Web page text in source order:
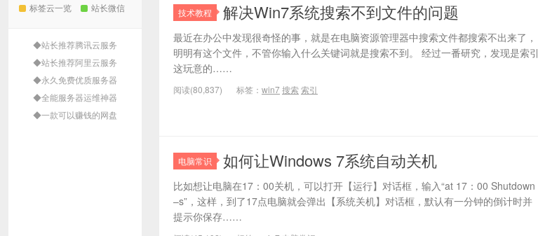
标签云一览
站长微信
◆站长推荐腾讯云服务
◆站长推荐阿里云服务
◆永久免费优质服务器
◆全能服务器运维神器
◆一款可以赚钱的网盘
技术教程 解决Win7系统搜索不到文件的问题
最近在办公中发现很奇怪的事，就是在电脑资源管理器中搜索文件都搜索不出来了，
明明有这个文件，不管你输入什么关键词就是搜索不到。 经过一番研究，发现是索引
这玩意的……
阅读(80,837) 标签： win7搜索索引
电脑常识 如何让Windows 7系统自动关机
比如想让电脑在17：00关机，可以打开【运行】对话框，输入“at 17：00 Shutdown
–s”，这样，到了17点电脑就会弹出【系统关机】对话框，默认有一分钟的倒计时并
提示你保存……